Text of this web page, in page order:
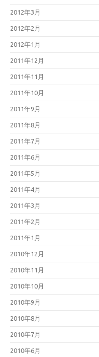
2012年3月
2012年2月
2012年1月
2011年12月
2011年11月
2011年10月
2011年9月
2011年8月
2011年7月
2011年6月
2011年5月
2011年4月
2011年3月
2011年2月
2011年1月
2010年12月
2010年11月
2010年10月
2010年9月
2010年8月
2010年7月
2010年6月